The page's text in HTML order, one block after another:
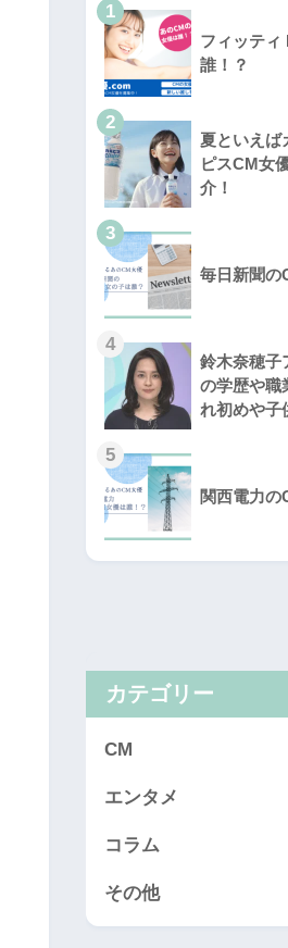
1
フィッティ
誰！？
2
夏といえば
ピスCM女
介！
3
毎日新聞の
4
鈴木奈穂子
の学歴や職
れ初めや子
5
関西電力の
カテゴリー
CM
エンタメ
コラム
その他